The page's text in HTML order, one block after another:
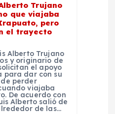
Trujano
que viajaba
pero
el trayecto
Alberto Trujano
y originario de
el apoyo
para dar con su
perder
viajaba
De acuerdo con
Alberto salió de
de las…